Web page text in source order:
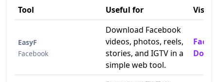
Tool Useful for Visit
EasyF
Facebook
Download Facebook
videos, photos, reels,
stories, and IGTV in a
simple web tool.